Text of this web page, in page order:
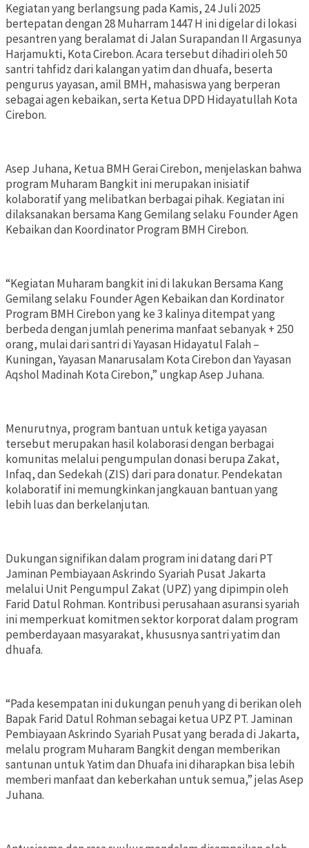
Kegiatan yang berlangsung pada Kamis, 24 Juli 2025
bertepatan dengan 28 Muharram 1447 H ini digelar di lokasi
pesantren yang beralamat di Jalan Surapandan II Argasunya
Harjamukti, Kota Cirebon. Acara tersebut dihadiri oleh 50
santri tahfidz dari kalangan yatim dan dhuafa, beserta
pengurus yayasan, amil BMH, mahasiswa yang berperan
sebagai agen kebaikan, serta Ketua DPD Hidayatullah Kota
Cirebon.
Asep Juhana, Ketua BMH Gerai Cirebon, menjelaskan bahwa
program Muharam Bangkit ini merupakan inisiatif
kolaboratif yang melibatkan berbagai pihak. Kegiatan ini
dilaksanakan bersama Kang Gemilang selaku Founder Agen
Kebaikan dan Koordinator Program BMH Cirebon.
“Kegiatan Muharam bangkit ini di lakukan Bersama Kang
Gemilang selaku Founder Agen Kebaikan dan Kordinator
Program BMH Cirebon yang ke 3 kalinya ditempat yang
berbeda dengan jumlah penerima manfaat sebanyak + 250
orang, mulai dari santri di Yayasan Hidayatul Falah –
Kuningan, Yayasan Manarusalam Kota Cirebon dan Yayasan
Aqshol Madinah Kota Cirebon,” ungkap Asep Juhana.
Menurutnya, program bantuan untuk ketiga yayasan
tersebut merupakan hasil kolaborasi dengan berbagai
komunitas melalui pengumpulan donasi berupa Zakat,
Infaq, dan Sedekah (ZIS) dari para donatur. Pendekatan
kolaboratif ini memungkinkan jangkauan bantuan yang
lebih luas dan berkelanjutan.
Dukungan signifikan dalam program ini datang dari PT
Jaminan Pembiayaan Askrindo Syariah Pusat Jakarta
melalui Unit Pengumpul Zakat (UPZ) yang dipimpin oleh
Farid Datul Rohman. Kontribusi perusahaan asuransi syariah
ini memperkuat komitmen sektor korporat dalam program
pemberdayaan masyarakat, khususnya santri yatim dan
dhuafa.
“Pada kesempatan ini dukungan penuh yang di berikan oleh
Bapak Farid Datul Rohman sebagai ketua UPZ PT. Jaminan
Pembiayaan Askrindo Syariah Pusat yang berada di Jakarta,
melalu program Muharam Bangkit dengan memberikan
santunan untuk Yatim dan Dhuafa ini diharapkan bisa lebih
memberi manfaat dan keberkahan untuk semua,” jelas Asep
Juhana.